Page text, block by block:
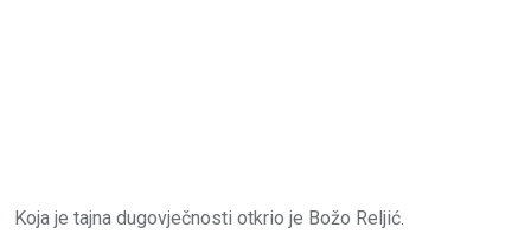
Koja je tajna dugovječnosti otkrio je Božo Reljić.